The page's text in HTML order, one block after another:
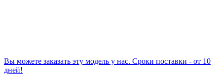
Вы можете заказать эту модель у нас. Сроки поставки - от 10
дней!